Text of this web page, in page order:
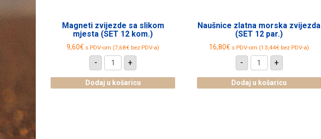
Magneti zvijezde sa slikom
mjesta (SET 12 kom.)
9,60€ s PDV-om (7,68€ bez PDV-a)
-
Magneti
zvijezde
slikom
mjesta
+
Dodaj u košaricu
Naušnice zlatna morska zvijezda
(SET 12 par.)
16,80€ s PDV-om (13,44€ bez PDV-a)
-
Naušnice
zlatna
zvijezda
(SET
+
Dodaj u košaricu